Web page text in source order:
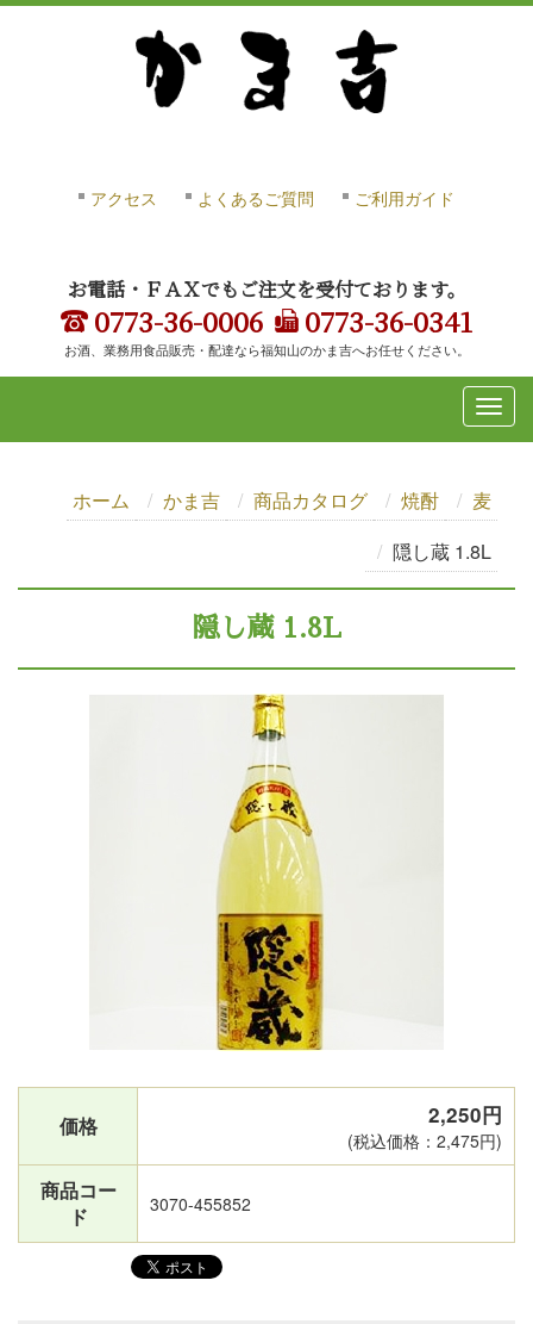
アクセス よくあるご質問 ご利用ガイド
お電話・ＦＡＸでもご注文を受付ております。
0773-36-0006 0773-36-0341
お酒、業務用食品販売・配達なら福知山のかま吉へお任せください。
ホーム かま吉 商品カタログ 焼酎
麦
隠し蔵 1.8L
隠し蔵 1.8L
価格 2,250円
(税込価格：2,475円)
商品コー
ド
3070-455852